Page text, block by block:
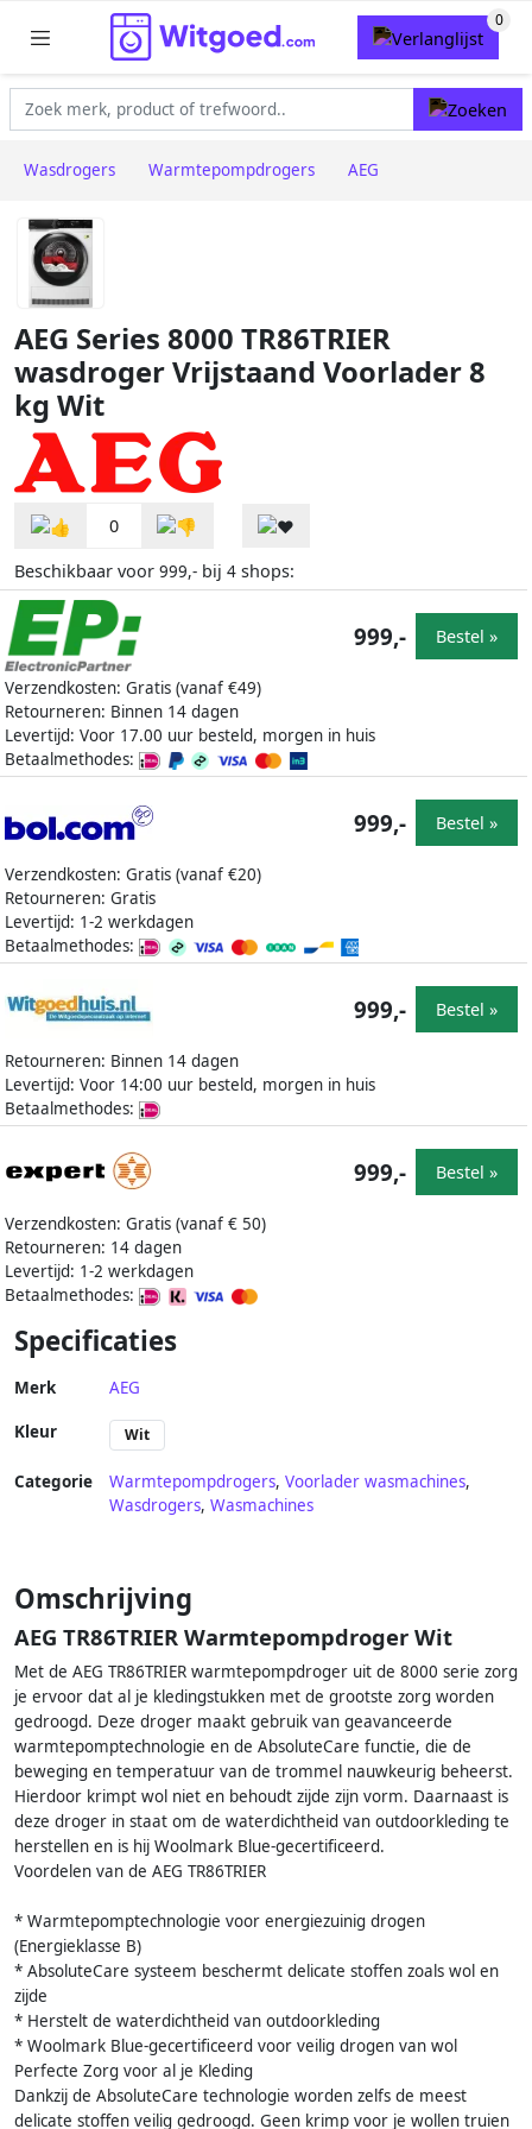
Wasdrogers Warmtepompdrogers AEG
AEG Series 8000 TR86TRIER
wasdroger Vrijstaand Voorlader 8
kg Wit
0
Beschikbaar voor 999,- bij 4 shops:
Verzendkosten: Gratis (vanaf €49)
Retourneren: Binnen 14 dagen
Levertijd: Voor 17.00 uur besteld, morgen in huis
Betaalmethodes:
999,- Bestel »
Verzendkosten: Gratis (vanaf €20)
Retourneren: Gratis
Levertijd: 1-2 werkdagen
Betaalmethodes:
999,- Bestel »
Retourneren: Binnen 14 dagen
Levertijd: Voor 14:00 uur besteld, morgen in huis
Betaalmethodes:
999,- Bestel »
Verzendkosten: Gratis (vanaf € 50)
Retourneren: 14 dagen
Levertijd: 1-2 werkdagen
Betaalmethodes:
999,- Bestel »
Specificaties
Merk AEG
Kleur Wit
Categorie Warmtepompdrogers, Voorlader wasmachines,
Wasdrogers, Wasmachines
Omschrijving
AEG TR86TRIER Warmtepompdroger Wit
Met de AEG TR86TRIER warmtepompdroger uit de 8000 serie zorg
je ervoor dat al je kledingstukken met de grootste zorg worden
gedroogd. Deze droger maakt gebruik van geavanceerde
warmtepomptechnologie en de AbsoluteCare functie, die de
beweging en temperatuur van de trommel nauwkeurig beheerst.
Hierdoor krimpt wol niet en behoudt zijde zijn vorm. Daarnaast is
deze droger in staat om de waterdichtheid van outdoorkleding te
herstellen en is hij Woolmark Blue-gecertificeerd.
Voordelen van de AEG TR86TRIER
* Warmtepomptechnologie voor energiezuinig drogen
(Energieklasse B)
* AbsoluteCare systeem beschermt delicate stoffen zoals wol en
zijde
* Herstelt de waterdichtheid van outdoorkleding
* Woolmark Blue-gecertificeerd voor veilig drogen van wol
Perfecte Zorg voor al je Kleding
Dankzij de AbsoluteCare technologie worden zelfs de meest
delicate stoffen veilig gedroogd. Geen krimp voor je wollen truien